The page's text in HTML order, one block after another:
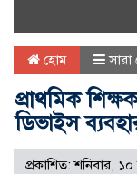
হোম সারা
প্রাথমিক
ডিভাইস
প্রকাশিত: শনিবার,